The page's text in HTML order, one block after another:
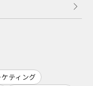
ティング